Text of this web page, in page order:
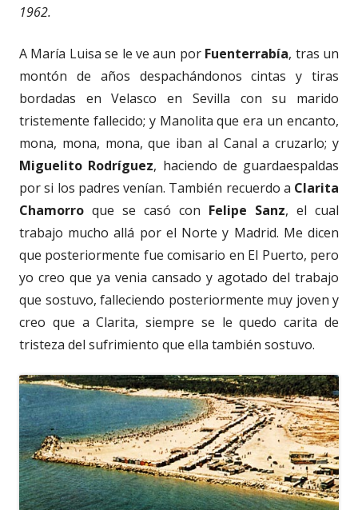
1962.
A María Luisa se le ve aun por Fuenterrabía, tras un
montón de años despachándonos cintas y tiras
bordadas en Velasco en Sevilla con su marido
tristemente fallecido; y Manolita que era un encanto,
mona, mona, mona, que iban al Canal a cruzarlo; y
Miguelito Rodríguez, haciendo de guardaespaldas
por si los padres venían. También recuerdo a Clarita
Chamorro que se casó con Felipe Sanz, el cual
trabajo mucho allá por el Norte y Madrid. Me dicen
que posteriormente fue comisario en El Puerto, pero
yo creo que ya venia cansado y agotado del trabajo
que sostuvo, falleciendo posteriormente muy joven y
creo que a Clarita, siempre se le quedo carita de
tristeza del sufrimiento que ella también sostuvo.